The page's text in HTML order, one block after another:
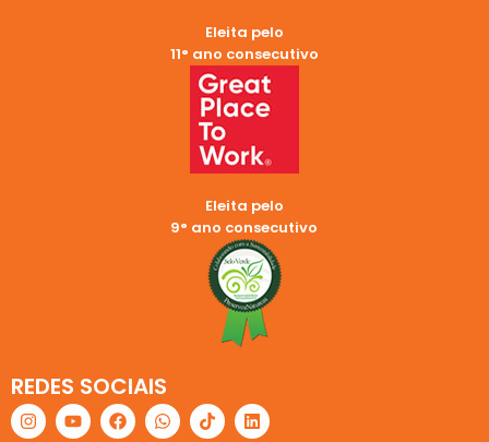
Eleita pelo
11° ano consecutivo
Eleita pelo
9° ano consecutivo
REDES SOCIAIS